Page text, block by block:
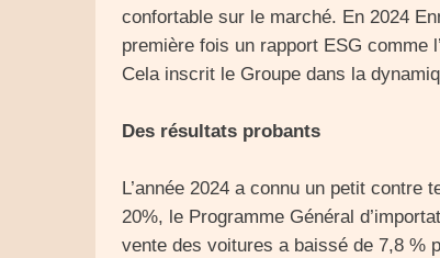
confortable sur le marché. En 2024
première fois un rapport ESG comme
Cela inscrit le Groupe dans la
Des résultats probants
L’année 2024 a connu un petit
20%, le Programme Général
vente des voitures a baissé de 7,8 %